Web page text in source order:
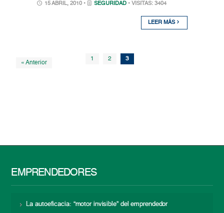
15 ABRIL, 2010 • SEGURIDAD • VISITAS: 3404
LEER MÁS
« Anterior
1 2 3
EMPRENDEDORES
La autoeficacia: “motor invisible” del emprendedor